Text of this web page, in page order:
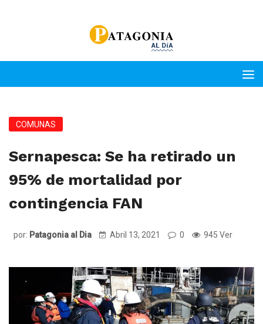
COMUNAS
Sernapesca: Se ha retirado un
95% de mortalidad por
contingencia FAN
por: Patagonia al Dia Abril 13, 2021 0 945 Ver